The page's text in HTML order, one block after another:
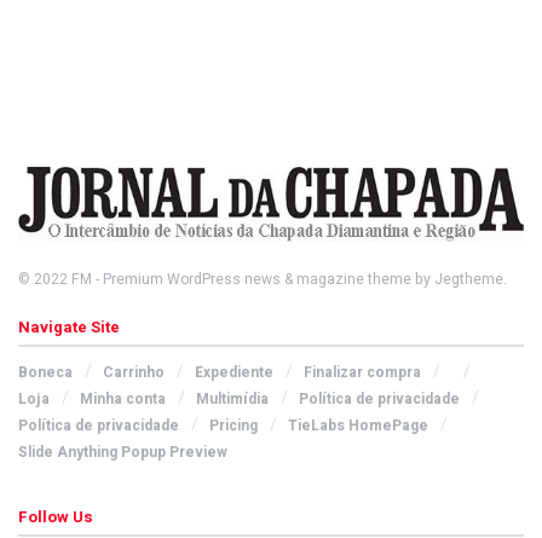
© 2022 FM - Premium WordPress news & magazine theme by Jegtheme.
Navigate Site
Boneca Carrinho Expediente
Finalizar compra
Loja
Minha conta Multimídia
Política de privacidade
Política de privacidade
Pricing
TieLabs HomePage
Slide Anything Popup Preview
Follow Us